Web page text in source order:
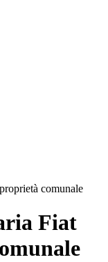
comunale
Fiat